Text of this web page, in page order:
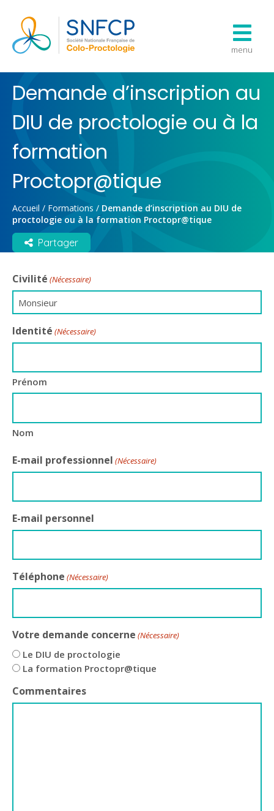
menu
Demande d’inscription au
DIU de proctologie ou à la
formation
Proctopr@tique
Accueil / Formations / Demande d’inscription au DIU de
proctologie ou à la formation Proctopr@tique
Partager
Civilité (Nécessaire)
Identité (Nécessaire)
Prénom
Nom
E-mail professionnel (Nécessaire)
E-mail personnel
Téléphone (Nécessaire)
Votre demande concerne (Nécessaire)
Le DIU de proctologie
La formation Proctopr@tique
Commentaires